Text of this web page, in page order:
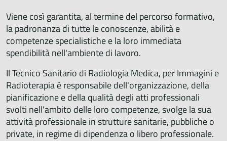
Viene così garantita, al termine del percorso formativo,
la padronanza di tutte le conoscenze, abilità e
competenze specialistiche e la loro immediata
spendibilità nell'ambiente di lavoro.
Il Tecnico Sanitario di Radiologia Medica, per Immagini e
Radioterapia è responsabile dell'organizzazione, della
pianificazione e della qualità degli atti professionali
svolti nell'ambito delle loro competenze, svolge la sua
attività professionale in strutture sanitarie, pubbliche o
private, in regime di dipendenza o libero professionale.